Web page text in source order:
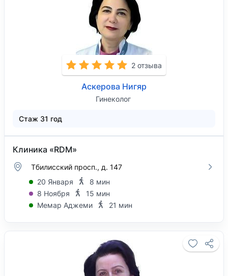
2 отзыва
Аскерова Нигяр
Гинеколог
Стаж 31 год
Клиника «RDM»
Тбилисский просп., д. 147
20 Января
8 мин
8 Ноября
15 мин
Мемар Аджеми
21 мин